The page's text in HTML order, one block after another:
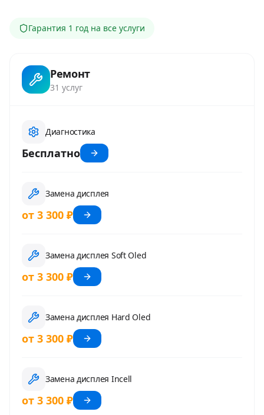
Гарантия 1 год на все услуги
Ремонт
31 услуг
Диагностика
Бесплатно
Замена дисплея
от 3 300 ₽
Замена дисплея Soft Oled
от 3 300 ₽
Замена дисплея Hard Oled
от 3 300 ₽
Замена дисплея Incell
от 3 300 ₽